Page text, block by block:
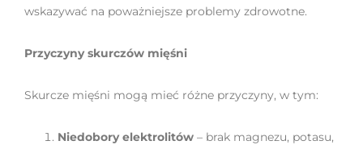
wskazywać na poważniejsze problemy zdrowotne.
Przyczyny skurczów mięśni
Skurcze mięśni mogą mieć różne przyczyny, w tym:
Niedobory elektrolitów – brak magnezu, potasu,